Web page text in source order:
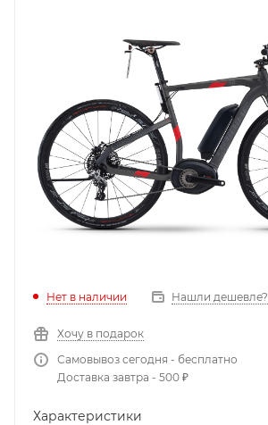
Нет в наличии Нашли дешевле?
Хочу в подарок
Самовывоз сегодня - бесплатно
Доставка завтра - 500 ₽
Характеристики